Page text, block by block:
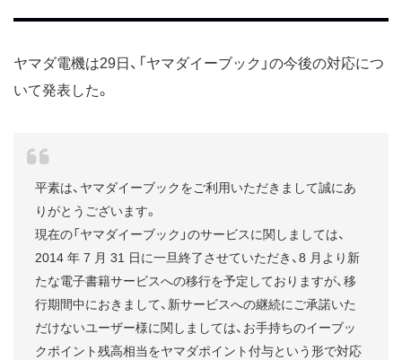
ヤマダ電機は29日、「ヤマダイーブック」の今後の対応につ
いて発表した。
平素は、ヤマダイーブックをご利用いただきまして誠にあ
りがとうございます。
現在の「ヤマダイーブック」のサービスに関しましては、
2014 年 7 月 31 日に一旦終了させていただき、8 月より新
たな電子書籍サービスへの移行を予定しておりますが、移
行期間中におきまして、新サービスへの継続にご承諾いた
だけないユーザー様に関しましては、お手持ちのイーブッ
クポイント残高相当をヤマダポイント付与という形で対応